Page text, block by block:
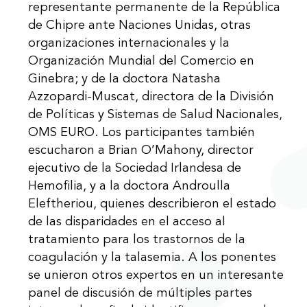
representante permanente de la República
de Chipre ante Naciones Unidas, otras
organizaciones internacionales y la
Organización Mundial del Comercio en
Ginebra; y de la doctora Natasha
Azzopardi-Muscat, directora de la División
de Políticas y Sistemas de Salud Nacionales,
OMS EURO. Los participantes también
escucharon a Brian O’Mahony, director
ejecutivo de la Sociedad Irlandesa de
Hemofilia, y a la doctora Androulla
Eleftheriou, quienes describieron el estado
de las disparidades en el acceso al
tratamiento para los trastornos de la
coagulación y la talasemia. A los ponentes
se unieron otros expertos en un interesante
panel de discusión de múltiples partes